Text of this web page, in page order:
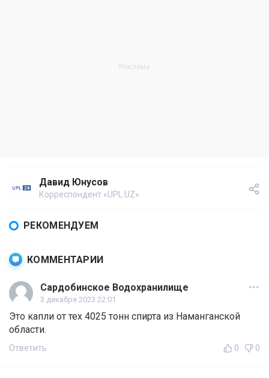
Давид Юнусов
Корреспондент «UPL.UZ»
РЕКОМЕНДУЕМ
КОММЕНТАРИИ
Сардобинское Водохранилище
3 декабря 2023 22:01
Это капли от тех 4025 тонн спирта из Наманганской
области.
Ответить 0 0